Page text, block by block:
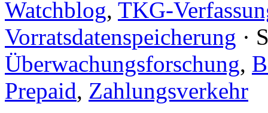
Watchblog, TKG-
Vorratsdatenspeicherung ·
Überwachungsforschung,
Prepaid, Zahlungsverkehr